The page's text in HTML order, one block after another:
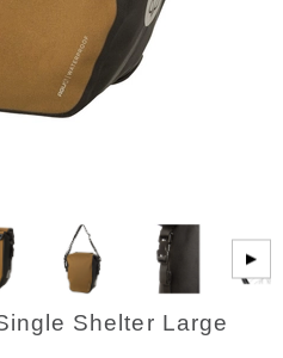
▶
Shelter Large